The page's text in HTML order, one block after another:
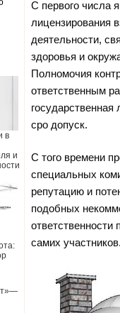
в
и
С первого числа
лицензирования
деятельности,
здоровья и
Полномочия
ответственным
сро допуск.
С того времени
специальных
репутацию и
подобных
самих участников.